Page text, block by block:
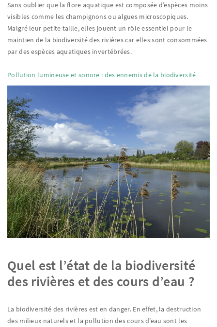
Sans oublier que la flore aquatique est composée d’espèces moins
visibles comme les champignons ou algues microscopiques.
Malgré leur petite taille, elles jouent un rôle essentiel pour le
maintien de la biodiversité des rivières car elles sont consommées
par des espèces aquatiques invertébrées.
Pollution lumineuse et sonore : des ennemis de la biodiversité
Quel est l’état de la biodiversité
des rivières et des cours d’eau ?
La biodiversité des rivières est en danger. En effet, la destruction
des milieux naturels et la pollution des cours d’eau sont les